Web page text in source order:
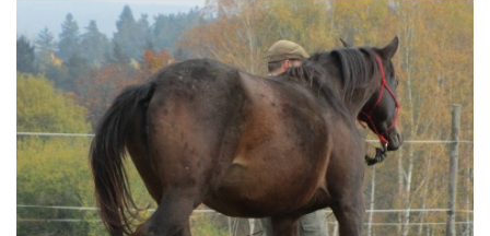
VÝCVIK KONÍ
STÁJ ECOLA (HAKLOVY DVORY)
ECOLA EQUESTRIAN
PROBĚHLÉ AKCE